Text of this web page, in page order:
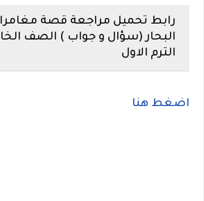
رابط تحميل مراجعة قصة
البحار (سؤال و جواب ) الصف
الترم الاول
اضغط هنا